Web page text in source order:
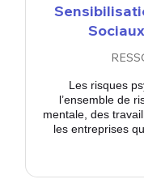
Les risques
l’ensemble de
mentale, des
les entreprises